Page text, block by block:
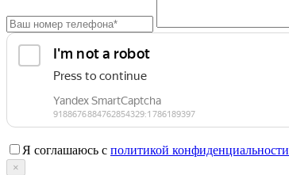
Я соглашаюсь с политикой конфиденциальности
×